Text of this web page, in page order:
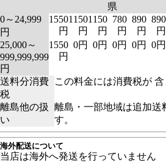
県
0～24,999
円
1550
円
1150
円
1150
円
780
円
890
円
890
円
25,000～
999,999,999
円
1550
円
0円 0円 0円 0円 0円
送料分消費
税
この料金には消費税が 含
離島他の扱
い
離島・一部地域は追加送
す。
海外配送について
当店は海外へ発送を行っていません